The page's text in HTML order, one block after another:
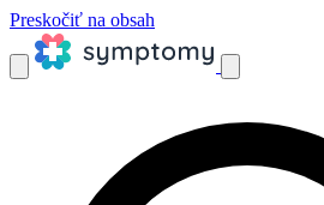
Preskočiť na obsah